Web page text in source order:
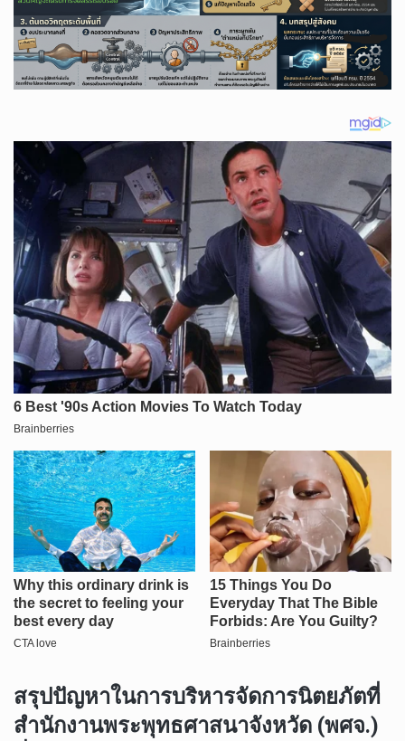
สรุปปัญหาในการบริหารจัดการนิตยภัตที่
สำนักงานพระพุทธศาสนาจังหวัด (พศจ.)